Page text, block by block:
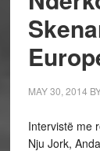
MAY 30, 2014
Intervistë me
Nju Jork,